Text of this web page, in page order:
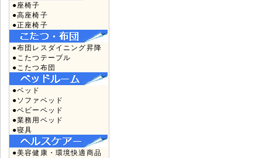
●座椅子
●高座椅子
●正座椅子
●布団レスダイニング昇降
●こたつテーブル
●こたつ布団
●ベッド
●ソファベッド
●ベビーベッド
●業務用ベッド
●寝具
●美容健康・環境快適商品